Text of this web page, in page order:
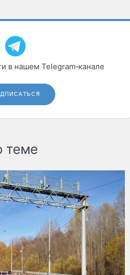
в нашем Telegram‑канале
теме